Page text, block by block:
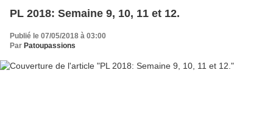
PL 2018: Semaine 9, 10, 11 et 12.
Publié le 07/05/2018 à 03:00
Par Patoupassions